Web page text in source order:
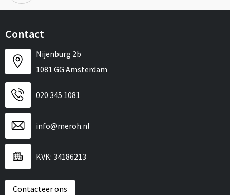
Contact
Nijenburg 2b
1081 GG Amsterdam
020 345 1081
info@meroh.nl
KVK: 34186213
Contacteer ons